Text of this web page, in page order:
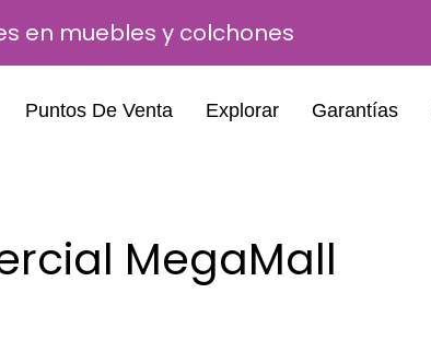
en muebles y colchones
Puntos De Venta Explorar Garantías
MegaMall